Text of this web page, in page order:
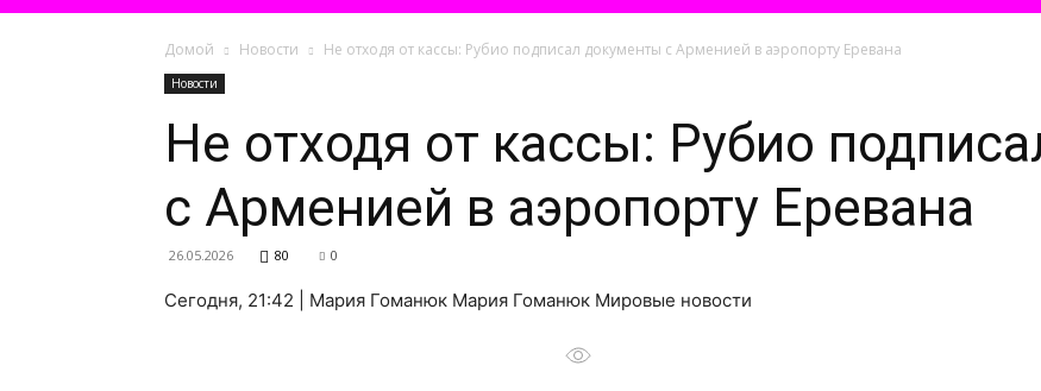
Домой Новости Не отходя от кассы: Рубио подписал документы с Арменией в аэропорту Еревана
Новости
Не отходя от кассы: Рубио
с Арменией в аэропорту Еревана
26.05.2026 80 0
Сегодня, 21:42 | Мария Гоманюк Мария Гоманюк Мировые новости